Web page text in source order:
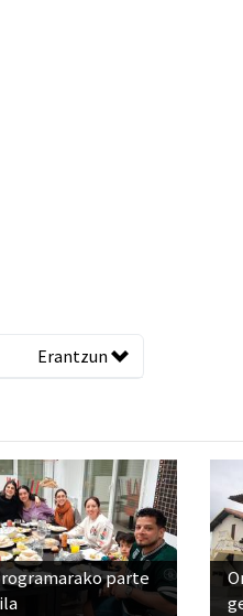
Erantzun
parte